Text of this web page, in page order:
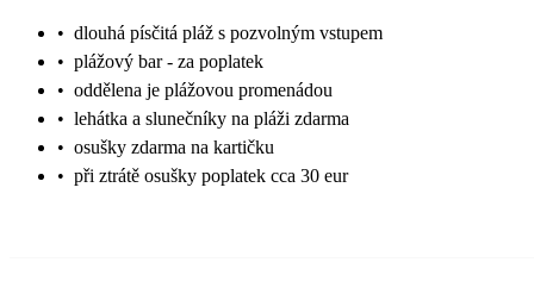
• dlouhá písčitá pláž s pozvolným vstupem
• plážový bar - za poplatek
• oddělena je plážovou promenádou
• lehátka a slunečníky na pláži zdarma
• osušky zdarma na kartičku
• při ztrátě osušky poplatek cca 30 eur